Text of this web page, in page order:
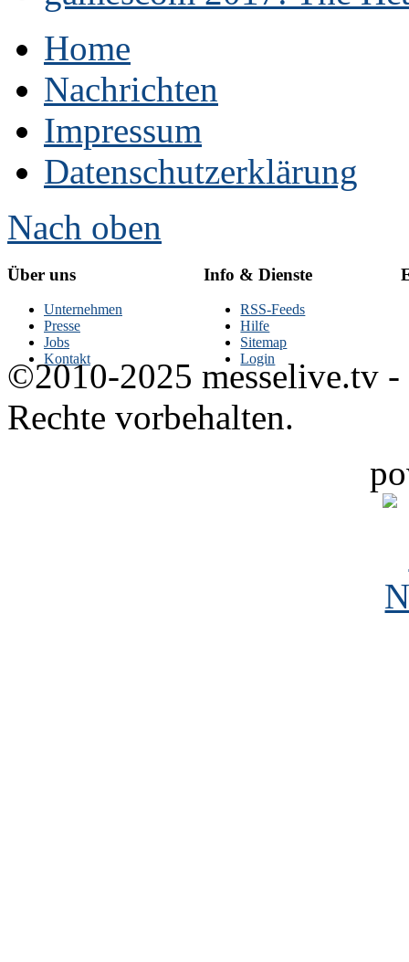
Home
Nachrichten
Impressum
Datenschutzerklärung
Nach oben
Über uns
Unternehmen
Presse
Jobs
Kontakt
Info & Dienste
RSS-Feeds
Hilfe
Sitemap
Login
©2010-2025 messelive.tv -
Rechte vorbehalten.